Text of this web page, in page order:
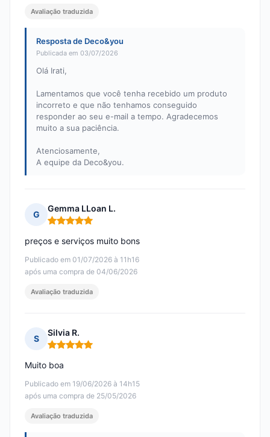
Avaliação traduzida
Resposta de Deco&you
Publicada em 03/07/2026
Olá Irati,
Lamentamos que você tenha recebido um produto
incorreto e que não tenhamos conseguido
responder ao seu e-mail a tempo. Agradecemos
muito a sua paciência.
Atenciosamente,
A equipe da Deco&you.
G
Gemma LLoan L.
Nota: 5 em 5
Publicado em 01/07/2026 à 11h16
após uma compra de 04/06/2026
preços e serviços muito bons
Avaliação traduzida
S
Silvia R.
Nota: 5 em 5
Publicado em 19/06/2026 à 14h15
após uma compra de 25/05/2026
Muito boa
Avaliação traduzida